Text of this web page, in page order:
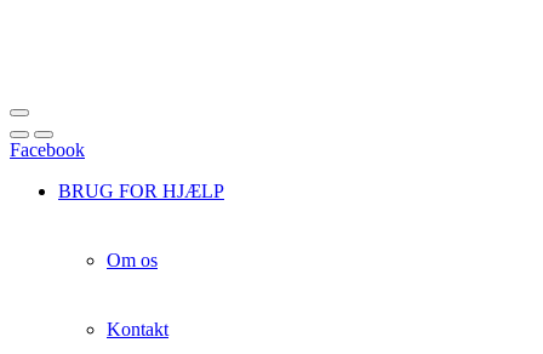
Facebook
BRUG FOR HJÆLP
Om os
Kontakt